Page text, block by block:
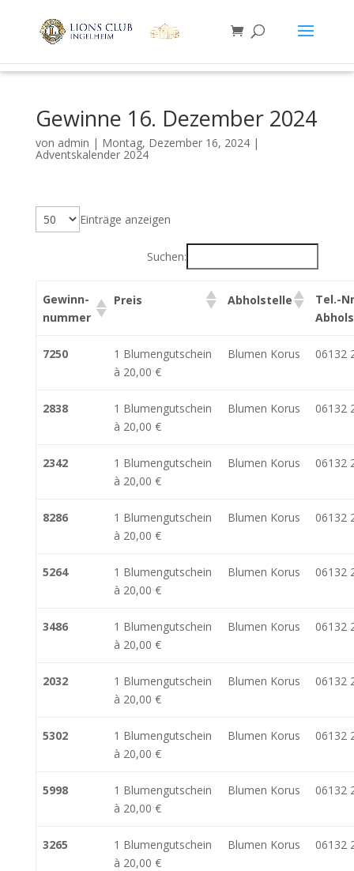
Gewinne 16. Dezember 2024
von admin | Montag, Dezember 16, 2024|
Adventskalender 2024
Einträge anzeigen
Suchen:
Gewinn-
nummer
Preis Abholstelle
Tel.-
7250
1 Blumengutschein
à 20,00 €
Blumen Korus 06132
2838
1 Blumengutschein
à 20,00 €
Blumen Korus 06132
2342
1 Blumengutschein
à 20,00 €
Blumen Korus 06132
8286
1 Blumengutschein
à 20,00 €
Blumen Korus 06132
5264
1 Blumengutschein
à 20,00 €
Blumen Korus 06132
3486
1 Blumengutschein
à 20,00 €
Blumen Korus 06132
2032
1 Blumengutschein
à 20,00 €
Blumen Korus 06132
5302
1 Blumengutschein
à 20,00 €
Blumen Korus 06132
5998
1 Blumengutschein
à 20,00 €
Blumen Korus 06132
3265
1 Blumengutschein
à 20,00 €
Blumen Korus 06132